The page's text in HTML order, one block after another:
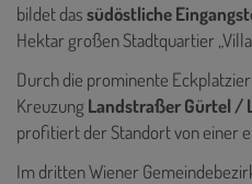
bildet dassüdöstliche
Hektar großen Stadtquartier
Durch die prominente
Kreuzung Landstraßer Gürtel /
profitiert der Standort von einer
Im dritten Wiener